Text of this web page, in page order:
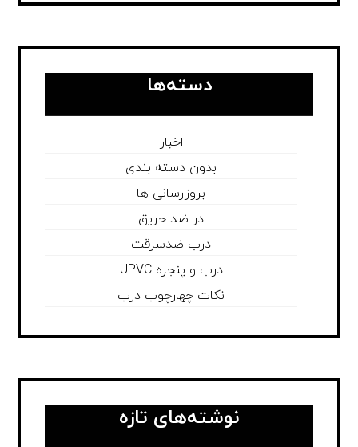
دسته‌ها
اخبار
بدون دسته بندی
بروزرسانی ها
در ضد حریق
درب ضدسرقت
درب و پنجره UPVC
نکات چهارچوب درب
نوشته‌های تازه